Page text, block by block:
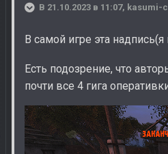
В 21.10.2023 в 11:07, kasumi-
В самой игре эта
Есть подозрение, что
почти все 4 гига